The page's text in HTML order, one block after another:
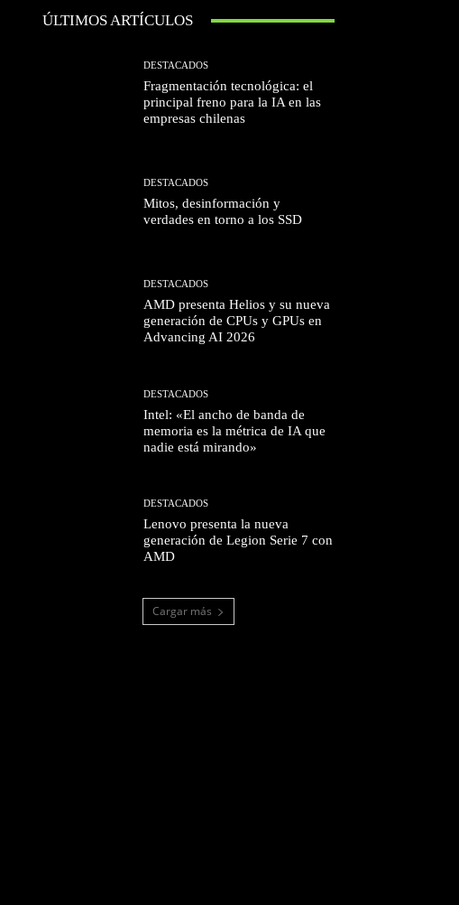
ÚLTIMOS ARTÍCULOS
DESTACADOS
Fragmentación tecnológica: el
principal freno para la IA en las
empresas chilenas
DESTACADOS
Mitos, desinformación y
verdades en torno a los SSD
DESTACADOS
AMD presenta Helios y su nueva
generación de CPUs y GPUs en
Advancing AI 2026
DESTACADOS
Intel: «El ancho de banda de
memoria es la métrica de IA que
nadie está mirando»
DESTACADOS
Lenovo presenta la nueva
generación de Legion Serie 7 con
AMD
Cargar más